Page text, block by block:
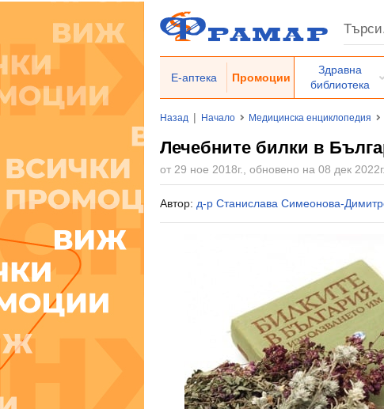
Е-аптека Промоции
Здравна
библиотека
Назад | Начало Медицинска енциклопедия
Лечебните билки в
от 29 ное 2018г., обновено на 08 дек 2022г.
Автор: д-р Станислава Симеонова-